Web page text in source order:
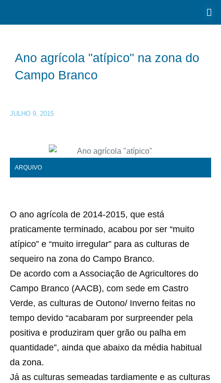
Ano agrícola "atípico" na zona do
Campo Branco
JULHO 9, 2015
ARQUIVO
O ano agrícola de 2014-2015, que está
praticamente terminado, acabou por ser “muito
atípico” e “muito irregular” para as culturas de
sequeiro na zona do Campo Branco.
De acordo com a Associação de Agricultores do
Campo Branco (AACB), com sede em Castro
Verde, as culturas de Outono/ Inverno feitas no
tempo devido “acabaram por surpreender pela
positiva e produziram quer grão ou palha em
quantidade”, ainda que abaixo da média habitual
da zona.
Já as culturas semeadas tardiamente e as culturas